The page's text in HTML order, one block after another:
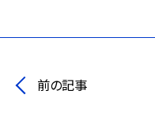
前の記事